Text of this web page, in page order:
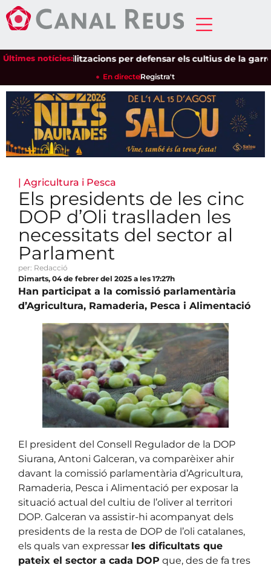
Últimes notícies:
a les mobilitzacions per defensar els cultius de la garrofa i
En directeRegistra't
| Agricultura i Pesca
Els presidents de les cinc
DOP d’Oli traslladen les
necessitats del sector al
Parlament
per: Redacció
Dimarts, 04 de febrer del 2025 a les 17:27h
Han participat a la comissió parlamentària
d’Agricultura, Ramaderia, Pesca i Alimentació
El president del Consell Regulador de la DOP
Siurana, Antoni Galceran, va comparèixer ahir
davant la comissió parlamentària d’Agricultura,
Ramaderia, Pesca i Alimentació per exposar la
situació actual del cultiu de l’oliver al territori
DOP. Galceran va assistir-hi acompanyat dels
presidents de la resta de DOP de l’oli catalanes,
els quals van expressar les dificultats que
pateix el sector a cada DOP que, des de fa tres